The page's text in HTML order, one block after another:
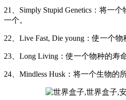
21、Simply Stupid Genetics：将一
一个。
22、Live Fast, Die young：使一个物
23、Long Living：使一个物种的寿
24、Mindless Husk：将一个生物的